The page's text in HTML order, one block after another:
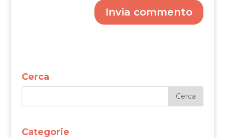
Invia commento
Cerca
Categorie